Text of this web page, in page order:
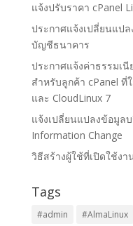
แจ้งปรับราคา cPanel
ประกาศแจ้งเปลี่ยนแป
บัญชีธนาคาร
ประกาศแจ้งค่าธรรมเนี
สำหรับลูกค้า cPanel ที่
และ CloudLinux 7
แจ้งเปลี่ยนแปลงข้อมูล
Information Change
วิธีสร้างผู้ใช้ที่เปิดใช้ง
Tags
#admin #AlmaLinux